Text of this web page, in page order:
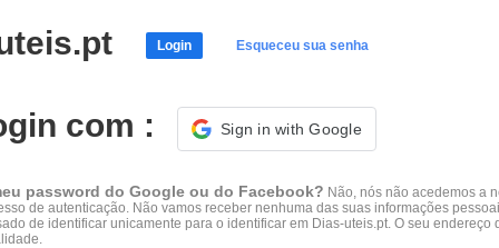
Login Esqueceu sua senha
com : Sign in with Google
password do Google ou do Facebook? Não, nós não acedemos a
de autenticação. Não vamos receber nenhuma das suas informações
de identificar unicamente para o identificar em Dias-uteis.pt. O seu endereço